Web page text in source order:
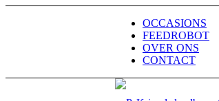
OCCASIONS
FEEDROBOT
OVER ONS
CONTACT